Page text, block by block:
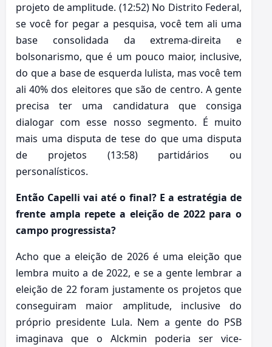
projeto de amplitude. (12:52) No Distrito Federal,
se você for pegar a pesquisa, você tem ali uma
base consolidada da extrema-direita e
bolsonarismo, que é um pouco maior, inclusive,
do que a base de esquerda lulista, mas você tem
ali 40% dos eleitores que são de centro. A gente
precisa ter uma candidatura que consiga
dialogar com esse nosso segmento. É muito
mais uma disputa de tese do que uma disputa
de projetos (13:58) partidários ou
personalísticos.
Então Capelli vai até o final? E a estratégia de
frente ampla repete a eleição de 2022 para o
campo progressista?
Acho que a eleição de 2026 é uma eleição que
lembra muito a de 2022, e se a gente lembrar a
eleição de 22 foram justamente os projetos que
conseguiram maior amplitude, inclusive do
próprio presidente Lula. Nem a gente do PSB
imaginava que o Alckmin poderia ser vice-